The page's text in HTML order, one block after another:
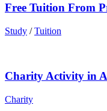
Free Tuition From
Study / Tuition
Charity Activity in
Charity